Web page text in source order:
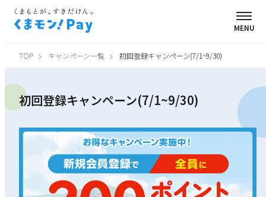
MENU
TOP キャンペーン一覧 初回登録キャンペーン(7/1~9/30)
初回登録キャンペーン(7/1~9/30)